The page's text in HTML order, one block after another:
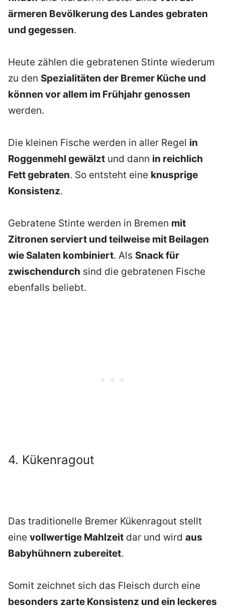
ärmeren Bevölkerung des Landes gebraten
und gegessen.
Heute zählen die gebratenen Stinte wiederum
zu den Spezialitäten der Bremer Küche und
können vor allem im Frühjahr genossen
werden.
Die kleinen Fische werden in aller Regel in
Roggenmehl gewälzt und dann in reichlich
Fett gebraten. So entsteht eine knusprige
Konsistenz.
Gebratene Stinte werden in Bremen mit
Zitronen serviert und teilweise mit Beilagen
wie Salaten kombiniert. Als Snack für
zwischendurch sind die gebratenen Fische
ebenfalls beliebt.
4. Kükenragout
Das traditionelle Bremer Kükenragout stellt
eine vollwertige Mahlzeit dar und wird aus
Babyhühnern zubereitet.
Somit zeichnet sich das Fleisch durch eine
besonders zarte Konsistenz und ein leckeres